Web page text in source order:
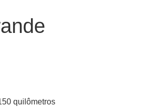
quilômetros